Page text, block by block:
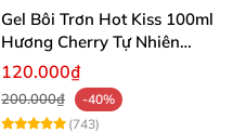
Gel Bôi Trơn Hot Kiss 100ml
Hương Cherry Tự Nhiên
Mượt Mà
120.000₫
200.000₫
-40%
(743)